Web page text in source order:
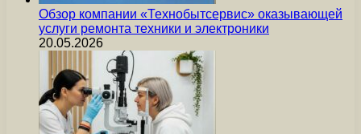
Обзор компании «Технобытсервис» оказывающей
услуги ремонта техники и электроники
20.05.2026